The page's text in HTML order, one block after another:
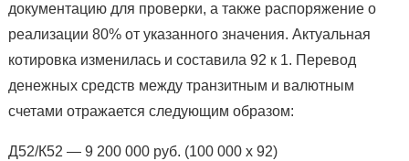
документацию для проверки, а также распоряжение о
реализации 80% от указанного значения. Актуальная
котировка изменилась и составила 92 к 1. Перевод
денежных средств между транзитным и валютным
счетами отражается следующим образом:
Д52/К52 — 9 200 000 руб. (100 000 х 92)